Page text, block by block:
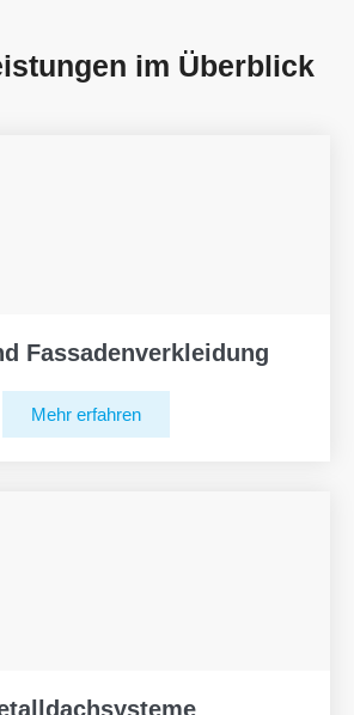
im Überblick
Fassadenverkleidung
Mehr erfahren